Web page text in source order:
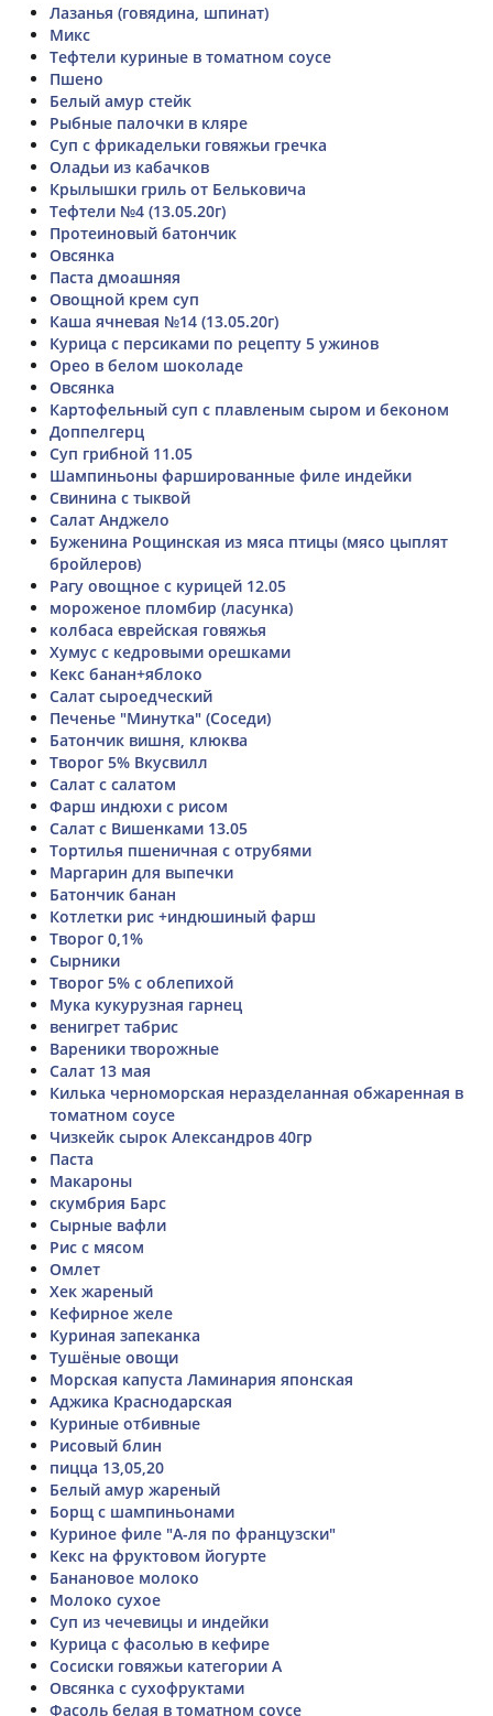
Лазанья (говядина, шпинат)
Микс
Тефтели куриные в томатном соусе
Пшено
Белый амур стейк
Рыбные палочки в кляре
Суп с фрикадельки говяжьи гречка
Оладьи из кабачков
Крылышки гриль от Бельковича
Тефтели №4 (13.05.20г)
Протеиновый батончик
Овсянка
Паста дмоашняя
Овощной крем суп
Каша ячневая №14 (13.05.20г)
Курица с персиками по рецепту 5 ужинов
Орео в белом шоколаде
Овсянка
Картофельный суп с плавленым сыром и беконом
Доппелгерц
Суп грибной 11.05
Шампиньоны фаршированные филе индейки
Свинина с тыквой
Салат Анджело
Буженина Рощинская из мяса птицы (мясо цыплят
бройлеров)
Рагу овощное с курицей 12.05
мороженое пломбир (ласунка)
колбаса еврейская говяжья
Хумус с кедровыми орешками
Кекс банан+яблоко
Салат сыроедческий
Печенье "Минутка" (Соседи)
Батончик вишня, клюква
Творог 5% Вкусвилл
Салат с салатом
Фарш индюхи с рисом
Салат с Вишенками 13.05
Тортилья пшеничная с отрубями
Маргарин для выпечки
Батончик банан
Котлетки рис +индюшиный фарш
Творог 0,1%
Сырники
Творог 5% с облепихой
Мука кукурузная гарнец
венигрет табрис
Вареники творожные
Салат 13 мая
Килька черноморская неразделанная обжаренная в
томатном соусе
Чизкейк сырок Александров 40гр
Паста
Макароны
скумбрия Барс
Сырные вафли
Рис с мясом
Омлет
Хек жареный
Кефирное желе
Куриная запеканка
Тушёные овощи
Морская капуста Ламинария японская
Аджика Краснодарская
Куриные отбивные
Рисовый блин
пицца 13,05,20
Белый амур жареный
Борщ с шампиньонами
Куриное филе "А-ля по французски"
Кекс на фруктовом йогурте
Банановое молоко
Молоко сухое
Суп из чечевицы и индейки
Курица с фасолью в кефире
Сосиски говяжьи категории А
Овсянка с сухофруктами
Фасоль белая в томатном соусе